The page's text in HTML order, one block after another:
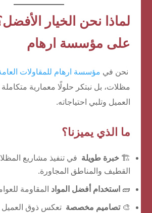
لماذا نحن الخيار
على مؤسسة ارهام
نحن في مؤسسة ارهام للمقاولات
مظلات، بل نبتكر حلولًا معمارية
العميل وتلبي احتياجاته.
ما الذي يميزنا؟
🏗️ خبرة طويلة في تنفيذ مشاريع
القطيف والمناطق المجاورة.
🧱 استخدام أفضل المواد المقاومة
🎨تصاميم مخصصة تعكس ذوق العميل